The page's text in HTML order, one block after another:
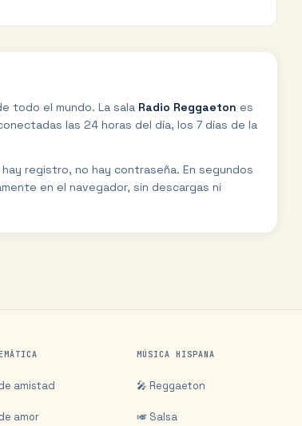
todo el mundo. La sala Radio Reggaeton es
las 24 horas del día, los 7 días de la
registro, no hay contraseña. En segundos
en el navegador, sin descargas ni
amistad
amor
MÚSICA HISPANA
🎤 Reggaeton
🎺 Salsa